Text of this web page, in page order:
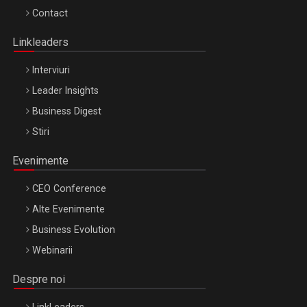
Octombrie
Contact
Linkleaders
Interviuri
Leader Insights
Business Digest
Stiri
Evenimente
CEO Conference
Alte Evenimente
Business Evolution
Webinarii
Despre noi